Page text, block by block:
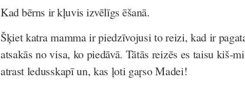
Kad bērns ir kļuvis izvēlīgs ēšanā.
Šķiet katra mamma ir piedzīvojusi to reizi, kad ir
atsakās no visa, ko piedāvā. Tātās reizēs es taisu kiš-
atrast ledusskapī un, kas ļoti gaŗso Madei!